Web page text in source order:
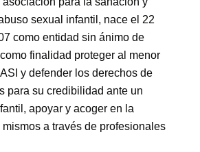
sexual infantil, nace el 22
como entidad sin ánimo de
finalidad proteger al menor
y defender los derechos de
para su credibilidad ante un
apoyar y acoger en la
a través de profesionales